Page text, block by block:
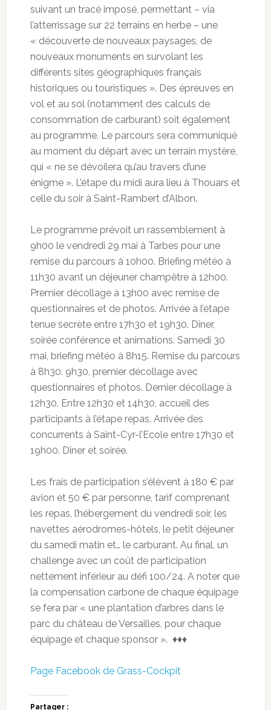
suivant un tracé imposé, permettant – via
l’atterrissage sur 22 terrains en herbe – une
« découverte de nouveaux paysages, de
nouveaux monuments en survolant les
différents sites géographiques français
historiques ou touristiques ». Des épreuves en
vol et au sol (notamment des calculs de
consommation de carburant) soit également
au programme. Le parcours sera communiqué
au moment du départ avec un terrain mystère,
qui « ne se dévoilera qu’au travers d’une
énigme ». L’étape du midi aura lieu à Thouars et
celle du soir à Saint-Rambert d’Albon.
Le programme prévoit un rassemblement à
9h00 le vendredi 29 mai à Tarbes pour une
remise du parcours à 10h00. Briefing météo à
11h30 avant un déjeuner champêtre à 12h00.
Premier décollage à 13h00 avec remise de
questionnaires et de photos. Arrivée à l’étape
tenue secrète entre 17h30 et 19h30. Dîner,
soirée conférence et animations. Samedi 30
mai, briefing météo à 8h15. Remise du parcours
à 8h30. 9h30, premier décollage avec
questionnaires et photos. Dernier décollage à
12h30. Entre 12h30 et 14h30, accueil des
participants à l’étape repas. Arrivée des
concurrents à Saint-Cyr-l’Ecole entre 17h30 et
19h00. Dîner et soirée.
Les frais de participation s’élèvent à 180 € par
avion et 50 € par personne, tarif comprenant
les repas, l’hébergement du vendredi soir, les
navettes aérodromes-hôtels, le petit déjeuner
du samedi matin et… le carburant. Au final, un
challenge avec un coût de participation
nettement inférieur au défi 100/24. A noter que
la compensation carbone de chaque équipage
se fera par « une plantation d’arbres dans le
parc du château de Versailles, pour chaque
équipage et chaque sponsor ». ♦♦♦
Page Facebook de Grass-Cockpit
Partager :